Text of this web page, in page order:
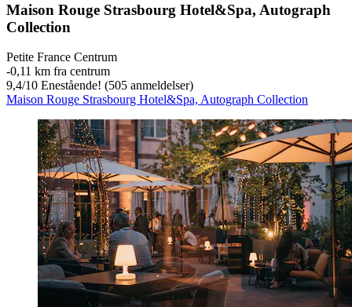
Maison Rouge Strasbourg Hotel&Spa, Autograph
Collection
Petite France Centrum
‐0,11 km fra centrum
9,4/10 Enestående! (505 anmeldelser)
Maison Rouge Strasbourg Hotel&Spa, Autograph Collection